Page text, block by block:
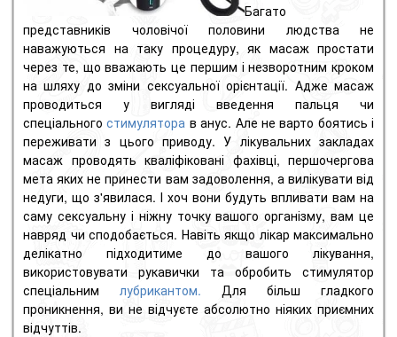
Багато
представників чоловічої половини людства не
наважуються на таку процедуру, як масаж простати
через те, що вважають це першим і незворотним кроком
на шляху до зміни сексуальної орієнтації. Адже масаж
проводиться у вигляді введення пальця чи
спеціального стимулятора в анус. Але не варто боятись і
переживати з цього приводу. У лікувальних закладах
масаж проводять кваліфіковані фахівці, першочергова
мета яких не принести вам задоволення, а вилікувати від
недуги, що з'явилася. І хоч вони будуть впливати вам на
саму сексуальну і ніжну точку вашого організму, вам це
навряд чи сподобається. Навіть якщо лікар максимально
делікатно підходитиме до вашого лікування,
використовувати рукавички та обробить стимулятор
спеціальним
лубрикантом. Для більш гладкого
проникнення, ви не відчуєте абсолютно ніяких приємних
відчуттів.